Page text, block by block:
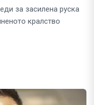
за засилена руска
кралство